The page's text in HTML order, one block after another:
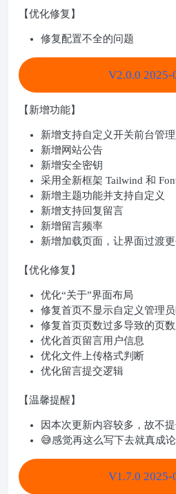
【优化修复】
修复配置不全的问题
V2.0.0 2025-
【新增功能】
新增支持自定义开关前台管
新增网站公告
新增安全密钥
采用全新框架 Tailwind 和
新增主题功能并支持自定义
新增支持回复留言
新增留言频率
新增加载页面，让界面过渡
【优化修复】
优化“关于”界面布局
修复首页不显示自定义管理
修复首页页数过多导致的页
优化首页留言用户信息
优化文件上传格式判断
优化留言提交逻辑
【温馨提醒】
因本次更新内容较多，故不
😅感觉再这么写下去就真成
V1.7.0 2025-